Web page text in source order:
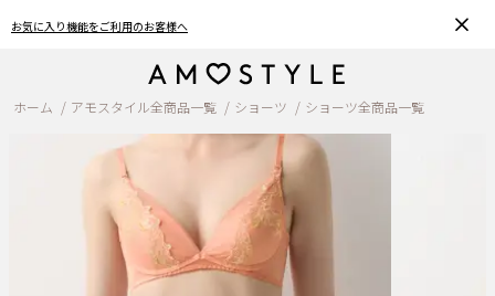
お気に入り機能をご利用のお客様へ
ホーム アモスタイル全商品一覧 ショーツ ショーツ全商品一覧